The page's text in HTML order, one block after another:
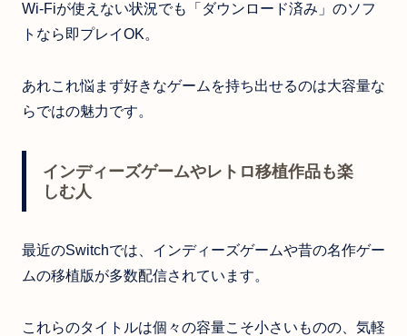
Wi-Fiが使えない状況でも「ダウンロード済み」のソフ
トなら即プレイOK。
あれこれ悩まず好きなゲームを持ち出せるのは大容量な
らではの魅力です。
インディーズゲームやレトロ移植作品も楽
しむ人
最近のSwitchでは、インディーズゲームや昔の名作ゲー
ムの移植版が多数配信されています。
これらのタイトルは個々の容量こそ小さいものの、気軽